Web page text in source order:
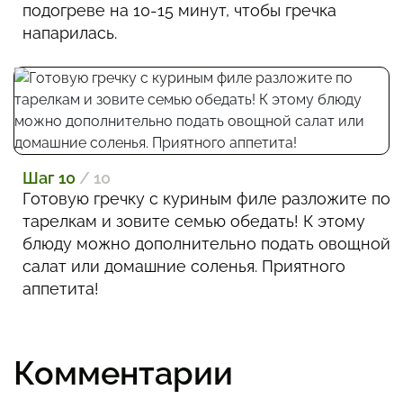
подогреве на 10-15 минут, чтобы гречка
напарилась.
Шаг 10 / 10
Готовую гречку с куриным филе разложите по
тарелкам и зовите семью обедать! К этому
блюду можно дополнительно подать овощной
салат или домашние соленья. Приятного
аппетита!
Комментарии